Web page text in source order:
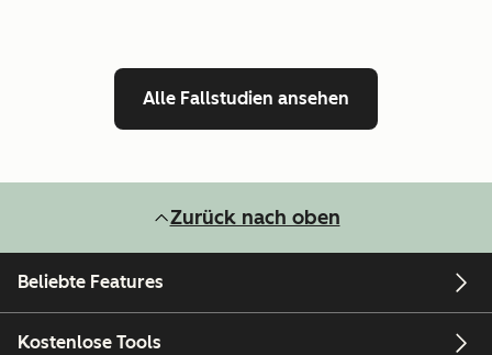
Alle Fallstudien ansehen
Zurück nach oben
Beliebte Features
Kostenlose Tools